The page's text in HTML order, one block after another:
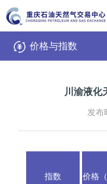
价格与指数
川渝液化
发布
指数 价格